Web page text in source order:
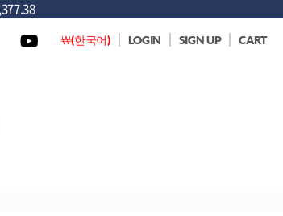
￦(한국어) LOGIN SIGN UP CART